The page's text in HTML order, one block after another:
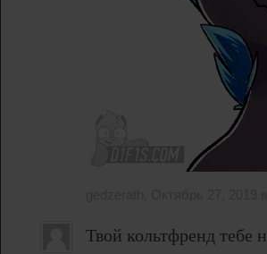
Твой кольтфренд тебе